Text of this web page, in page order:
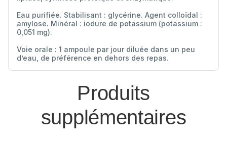
Eau purifiée. Stabilisant : glycérine. Agent colloïdal :
amylose. Minéral : iodure de potassium (potassium :
0,051 mg).
Voie orale : 1 ampoule par jour diluée dans un peu
d’eau, de préférence en dehors des repas.
Produits
supplémentaires